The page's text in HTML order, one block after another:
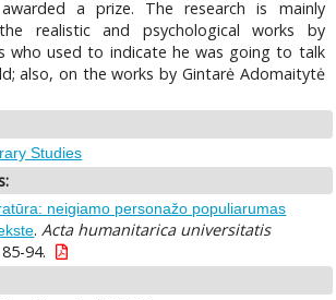
a prize. The research is mainly
realistic and psychological works by
who used to indicate he was going to talk
also, on the works by Gintarė Adomaitytė
Studies
neigiamo personažo populiarumas
.Acta humanitarica universitatis
94.